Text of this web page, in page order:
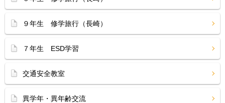
９年生 修学旅行（長崎）
７年生 ESD学習
交通安全教室
異学年・異年齢交流